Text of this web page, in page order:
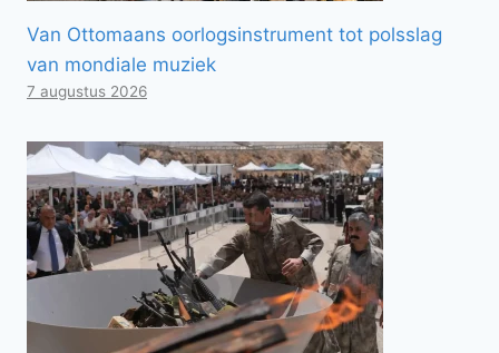
Van Ottomaans oorlogsinstrument tot polsslag
van mondiale muziek
7 augustus 2026